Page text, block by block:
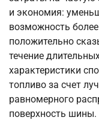
и экономия:
возможность
положительно
течение
характеристики
топливо за счет
равномерного
поверхность шины.